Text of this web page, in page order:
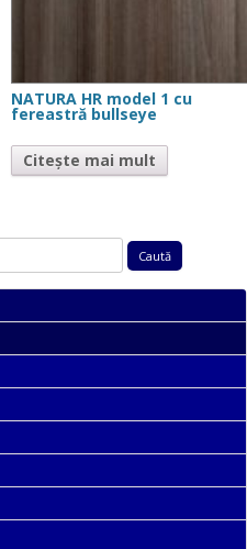
NATURA HR model 1 cu
fereastră bullseye
Citește mai mult